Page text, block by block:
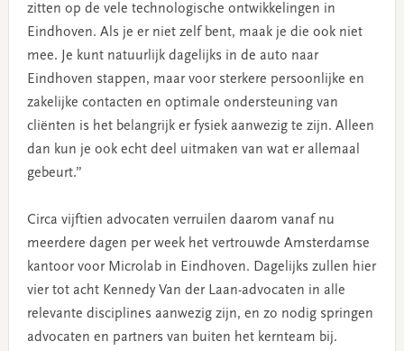
zitten op de vele technologische ontwikkelingen in
Eindhoven. Als je er niet zelf bent, maak je die ook niet
mee. Je kunt natuurlijk dagelijks in de auto naar
Eindhoven stappen, maar voor sterkere persoonlijke en
zakelijke contacten en optimale ondersteuning van
cliënten is het belangrijk er fysiek aanwezig te zijn. Alleen
dan kun je ook echt deel uitmaken van wat er allemaal
gebeurt.”
Circa vijftien advocaten verruilen daarom vanaf nu
meerdere dagen per week het vertrouwde Amsterdamse
kantoor voor Microlab in Eindhoven. Dagelijks zullen hier
vier tot acht Kennedy Van der Laan-advocaten in alle
relevante disciplines aanwezig zijn, en zo nodig springen
advocaten en partners van buiten het kernteam bij.